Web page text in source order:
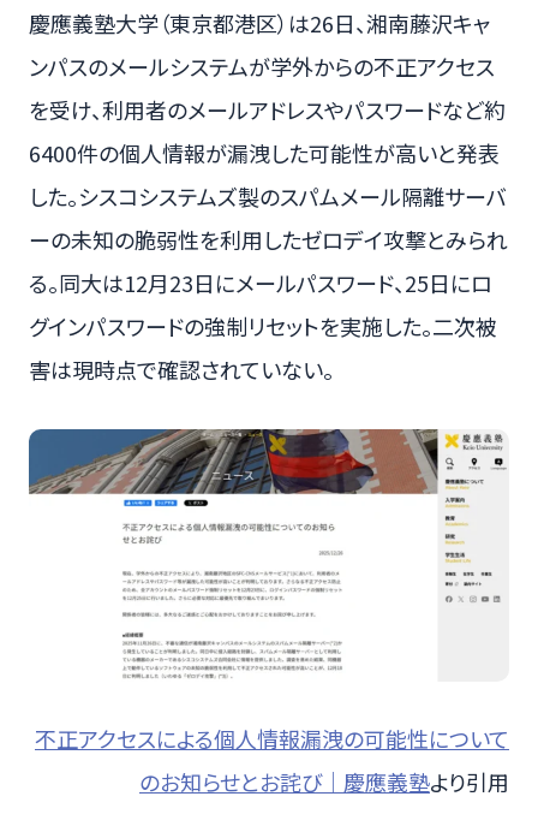
慶應義塾大学（東京都港区）は26日、湘南藤沢キャ
ンパスのメールシステムが学外からの不正アクセス
を受け、利用者のメールアドレスやパスワードなど約
6400件の個人情報が漏洩した可能性が高いと発表
した。シスコシステムズ製のスパムメール隔離サーバ
ーの未知の脆弱性を利用したゼロデイ攻撃とみられ
る。同大は12月23日にメールパスワード、25日にロ
グインパスワードの強制リセットを実施した。二次被
害は現時点で確認されていない。
不正アクセスによる個人情報漏洩の可能性について
のお知らせとお詫び｜慶應義塾より引用